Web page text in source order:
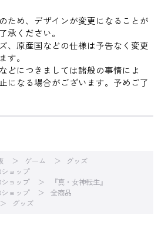
ため、デザインが変更になることが
承ください。
、原産国などの仕様は予告なく変更
す。
どにつきましては諸般の事情によ
になる場合がございます。予めご了
ゲーム
グッズ
ョップ
ョップ
『真・女神転生』
ョップ
全商品
グッズ